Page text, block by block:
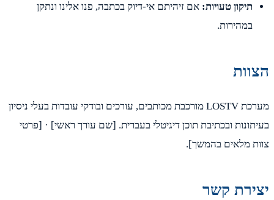
תיקון טעויות:אם זיהיתם אי-דיוק בכתבה, פנו אלינו ונתקן
במהירות.
מערכת LOSTV מורכבת מכותבים, עורכים ובודקי עובדות בעלי ניסיון
ובכתיבת תוכן דיגיטלי בעברית. [שם עורך ראשי] · [פרטי
מלאים בהמשך].
קשר